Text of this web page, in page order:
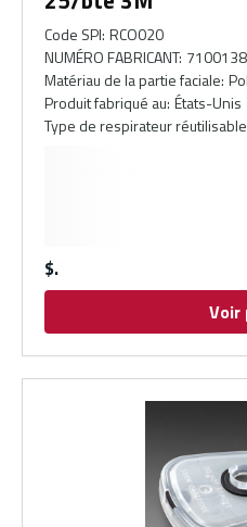
Code SPI: RCO020
NUMÉRO FABRICANT:
Matériau de la partie faciale:
Produit fabriqué au: États-Unis
Type de respirateur réutilisable
$
Voir